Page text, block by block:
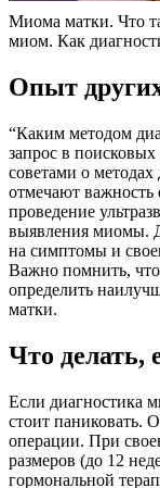
Миома матки. Что
миом. Как
Опыт
“Каким методом
запрос в
советами о
отмечают
проведение
выявления миомы.
на симптомы и
Важно помнить,
определить
матки.
Что делать,
Если диагностика
стоит паниковать.
операции. При
размеров (до 12
гормональной